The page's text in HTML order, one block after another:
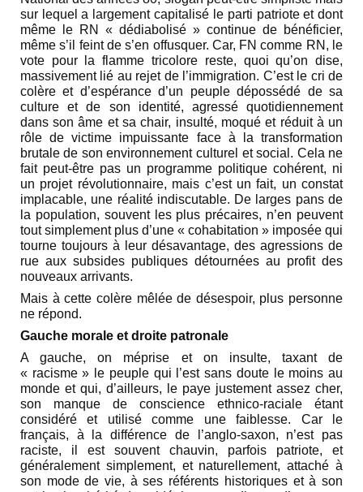
sur lequel a largement capitalisé le parti patriote et dont
même le RN « dédiabolisé » continue de bénéficier,
même s’il feint de s’en offusquer. Car, FN comme RN, le
vote pour la flamme tricolore reste, quoi qu’on dise,
massivement lié au rejet de l’immigration. C’est le cri de
colère et d’espérance d’un peuple dépossédé de sa
culture et de son identité, agressé quotidiennement
dans son âme et sa chair, insulté, moqué et réduit à un
rôle de victime impuissante face à la transformation
brutale de son environnement culturel et social. Cela ne
fait peut-être pas un programme politique cohérent, ni
un projet révolutionnaire, mais c’est un fait, un constat
implacable, une réalité indiscutable. De larges pans de
la population, souvent les plus précaires, n’en peuvent
tout simplement plus d’une « cohabitation » imposée qui
tourne toujours à leur désavantage, des agressions de
rue aux subsides publiques détournées au profit des
nouveaux arrivants.
Mais à cette colère mêlée de désespoir, plus personne
ne répond.
Gauche morale et droite patronale
A gauche, on méprise et on insulte, taxant de
« racisme » le peuple qui l’est sans doute le moins au
monde et qui, d’ailleurs, le paye justement assez cher,
son manque de conscience ethnico-raciale étant
considéré et utilisé comme une faiblesse. Car le
français, à la différence de l’anglo-saxon, n’est pas
raciste, il est souvent chauvin, parfois patriote, et
généralement simplement, et naturellement, attaché à
son mode de vie, à ses référents historiques et à son